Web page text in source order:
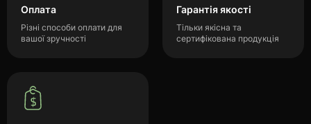
Оплата
Різні способи оплати для
вашої зручності
Гарантія якості
Тільки якісна та
сертифікована продукція